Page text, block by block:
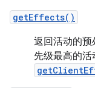
getEffects()
返回活动的
先级最高的